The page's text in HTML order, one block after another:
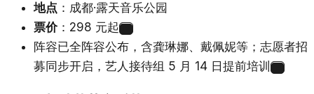
地点 ：成都·露天音乐公园
票价：298 元起
阵容已全阵容公布，含龚琳娜、戴佩妮等；志愿者招
募同步开启，艺人接待组 5 月 14 日提前培训